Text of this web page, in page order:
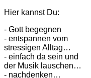
Hier kannst Du:
- Gott begegnen
- entspannen vom
stressigen Alltag…
- einfach da sein und
der Musik lauschen…
- nachdenken…